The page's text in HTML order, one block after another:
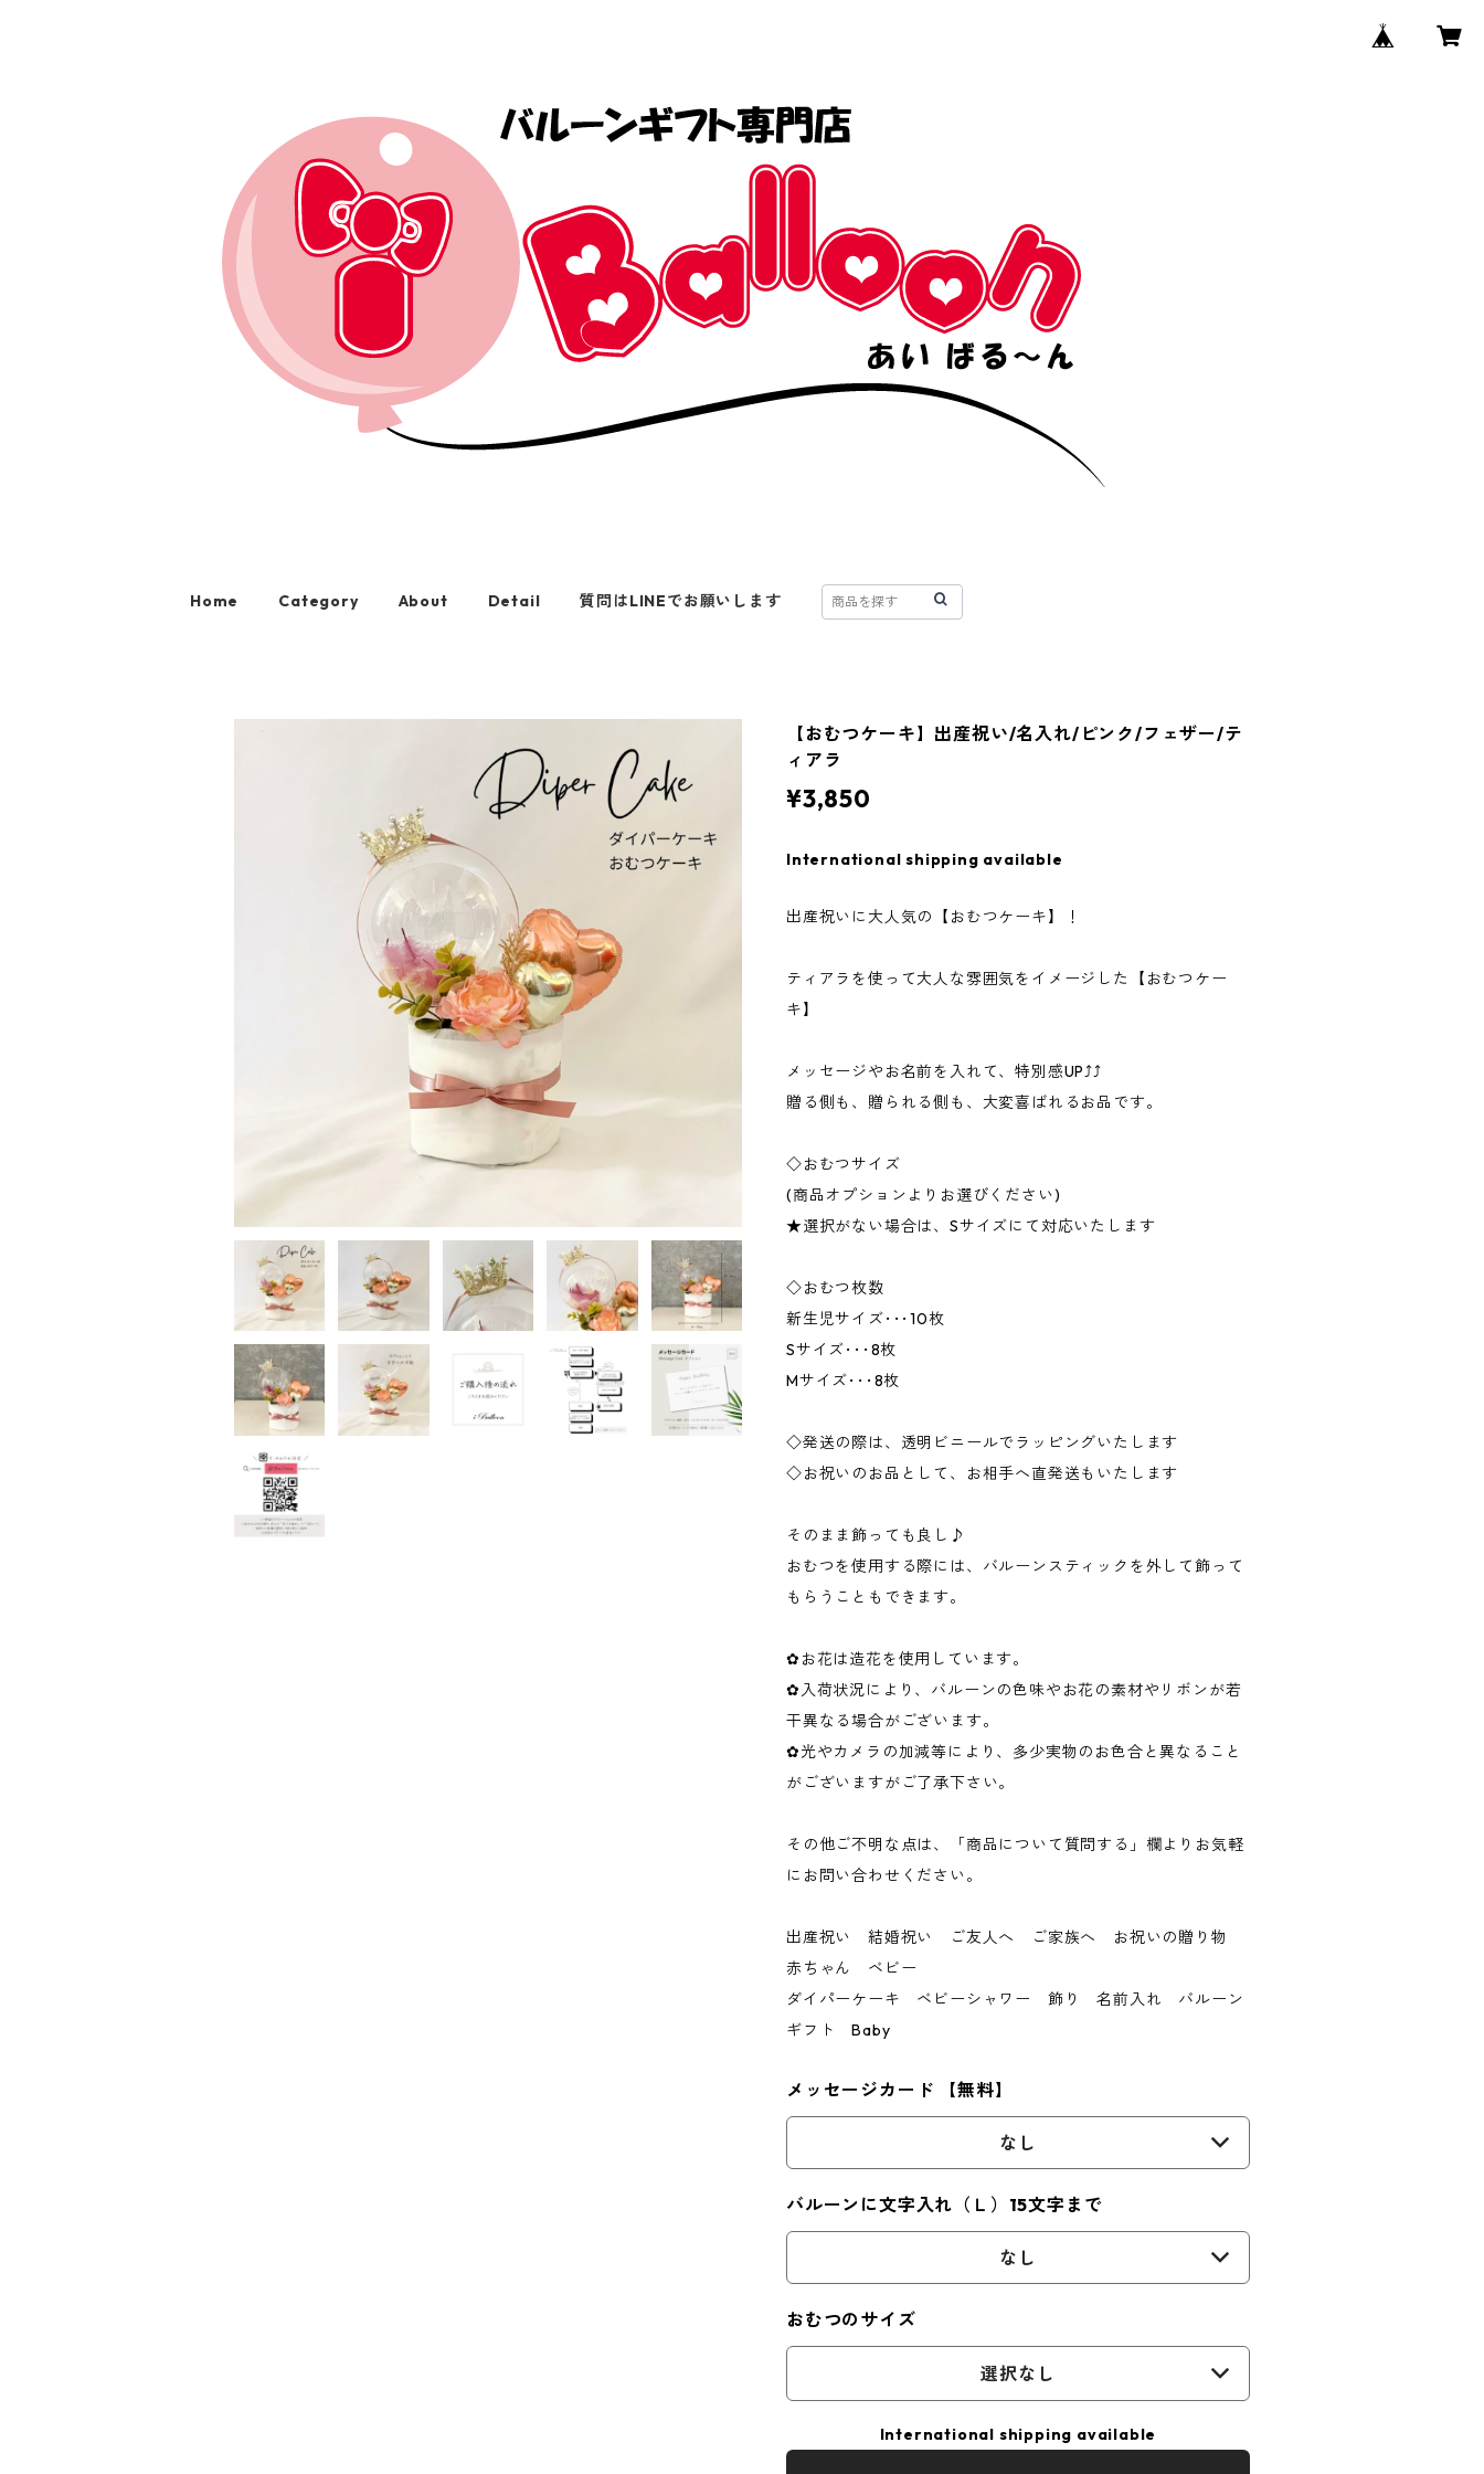
Home Category About Detail 質問はLINEでお願いします
【おむつケーキ】出産祝い/名入れ/ピンク/フェザー/テ
ィアラ
¥3,850
International shipping available
出産祝いに大人気の【おむつケーキ】！
ティアラを使って大人な雰囲気をイメージした【おむつケー
キ】
メッセージやお名前を入れて、特別感UP⤴⤴
贈る側も、贈られる側も、大変喜ばれるお品です。
◇おむつサイズ
(商品オプションよりお選びください)
★選択がない場合は、Sサイズにて対応いたします
◇おむつ枚数
新生児サイズ･･･10枚
Sサイズ･･･8枚
Mサイズ･･･8枚
◇発送の際は、透明ビニールでラッピングいたします
◇お祝いのお品として、お相手へ直発送もいたします
そのまま飾っても良し♪
おむつを使用する際には、バルーンスティックを外して飾って
もらうこともできます。
✿お花は造花を使用しています。
✿入荷状況により、バルーンの色味やお花の素材やリボンが若
干異なる場合がございます。
✿光やカメラの加減等により、多少実物のお色合と異なること
がございますがご了承下さい。
その他ご不明な点は、「商品について質問する」欄よりお気軽
にお問い合わせください。
出産祝い 結婚祝い ご友人へ ご家族へ お祝いの贈り物
赤ちゃん ベビー
ダイパーケーキ ベビーシャワー 飾り 名前入れ バルーン
ギフト Baby
メッセージカード 【無料】
なし
バルーンに文字入れ（Ｌ）15文字まで
なし
おむつのサイズ
選択なし
International shipping available